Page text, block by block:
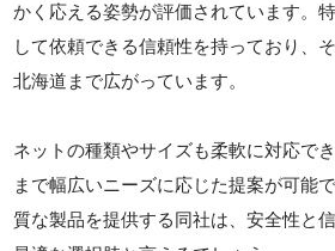
かく応える姿勢が評価されています。
して依頼できる信頼性を持っており、
北海道まで広がっています。
ネットの種類やサイズも柔軟に対応で
まで幅広いニーズに応じた提案が可能
質な製品を提供する同社は、安全性と